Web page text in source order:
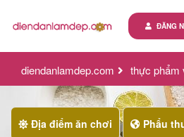
ĐĂNG
diendanlamdep.com
thực phẩm
chả cua huế: bí quyết cho món
Địa điểm ăn chơi Phẩu